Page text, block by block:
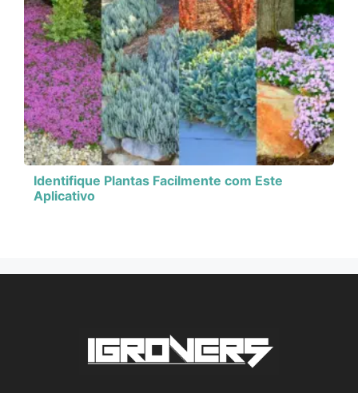
Identifique Plantas Facilmente com Este
Aplicativo